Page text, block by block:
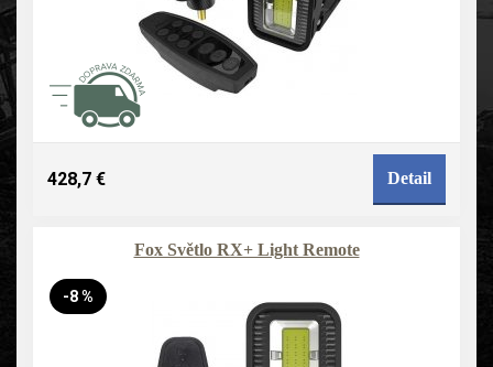
428,7 € Detail
Fox Světlo RX+ Light Remote
-8 %